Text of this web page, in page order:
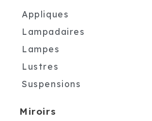
Appliques
Lampadaires
Lampes
Lustres
Suspensions
Miroirs